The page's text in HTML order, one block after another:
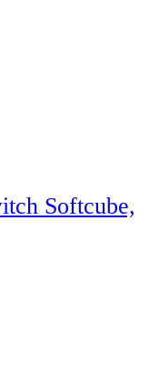
Softcube,